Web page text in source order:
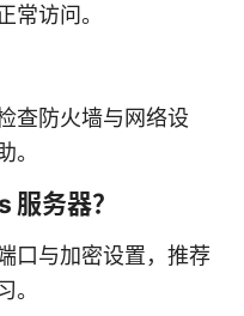
常访问。
查防火墙与网络设
。
务器？
口与加密设置，推荐
。